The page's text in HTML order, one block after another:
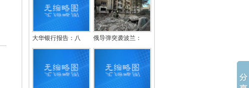
大华银行报告：八 俄导弹突袭波兰：